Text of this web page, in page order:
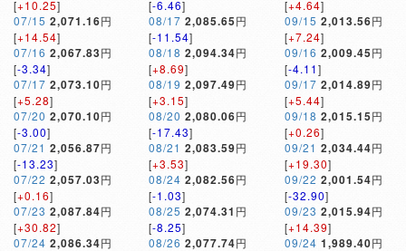
[+10.25]
07/15 2,071.16円
[+14.54]
07/16 2,067.83円
[-3.34]
07/17 2,073.10円
[+5.28]
07/20 2,070.10円
[-3.00]
07/21 2,056.87円
[-13.23]
07/22 2,057.03円
[+0.16]
07/23 2,087.84円
[+30.82]
07/24 2,086.34円
[-6.46]
08/17 2,085.65円
[-11.54]
08/18 2,094.34円
[+8.69]
08/19 2,097.49円
[+3.15]
08/20 2,080.06円
[-17.43]
08/21 2,083.59円
[+3.53]
08/24 2,082.56円
[-1.03]
08/25 2,074.31 円
[-8.25]
08/26 2,077.74円
[+4.64]
09/15 2,013.56円
[+7.24]
09/16 2,009.45円
[-4.11]
09/17 2,014.89円
[+5.44]
09/18 2,015.15円
[+0.26]
09/21 2,034.44円
[+19.30]
09/22 2,001.54円
[-32.90]
09/23 2,015.94円
[+14.39]
09/24 1,989.40円